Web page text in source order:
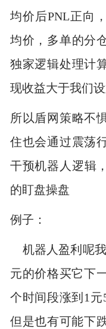
均价后PNL正向
均价，多单的分
独家逻辑处理计
现收益大于我们
所以盾网策略不
住也会通过震荡
干预机器人逻辑
的盯盘操盘
例子：
机器人盈利呢
元的价格买它下
个时间段涨到1元
但是也有可能下